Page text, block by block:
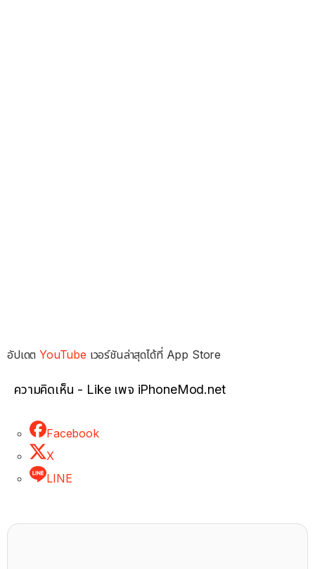
อัปเดตYouTube เวอร์ชันล่าสุดได้ที่ App Store
ความคิดเห็น - Like เพจ iPhoneMod.net
Facebook
X
LINE